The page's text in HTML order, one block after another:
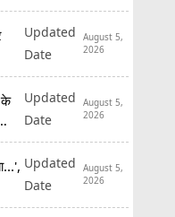
Updated
Date
August 5,
2026
के
Updated
Date
August 5,
2026
Updated
Date
August 5,
2026